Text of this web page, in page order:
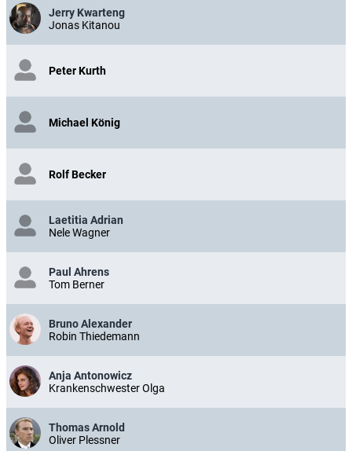
Jerry Kwarteng
Jonas Kitanou
Peter Kurth
Michael König
Rolf Becker
Laetitia Adrian
Nele Wagner
Paul Ahrens
Tom Berner
Bruno Alexander
Robin Thiedemann
Anja Antonowicz
Krankenschwester Olga
Thomas Arnold
Oliver Plessner